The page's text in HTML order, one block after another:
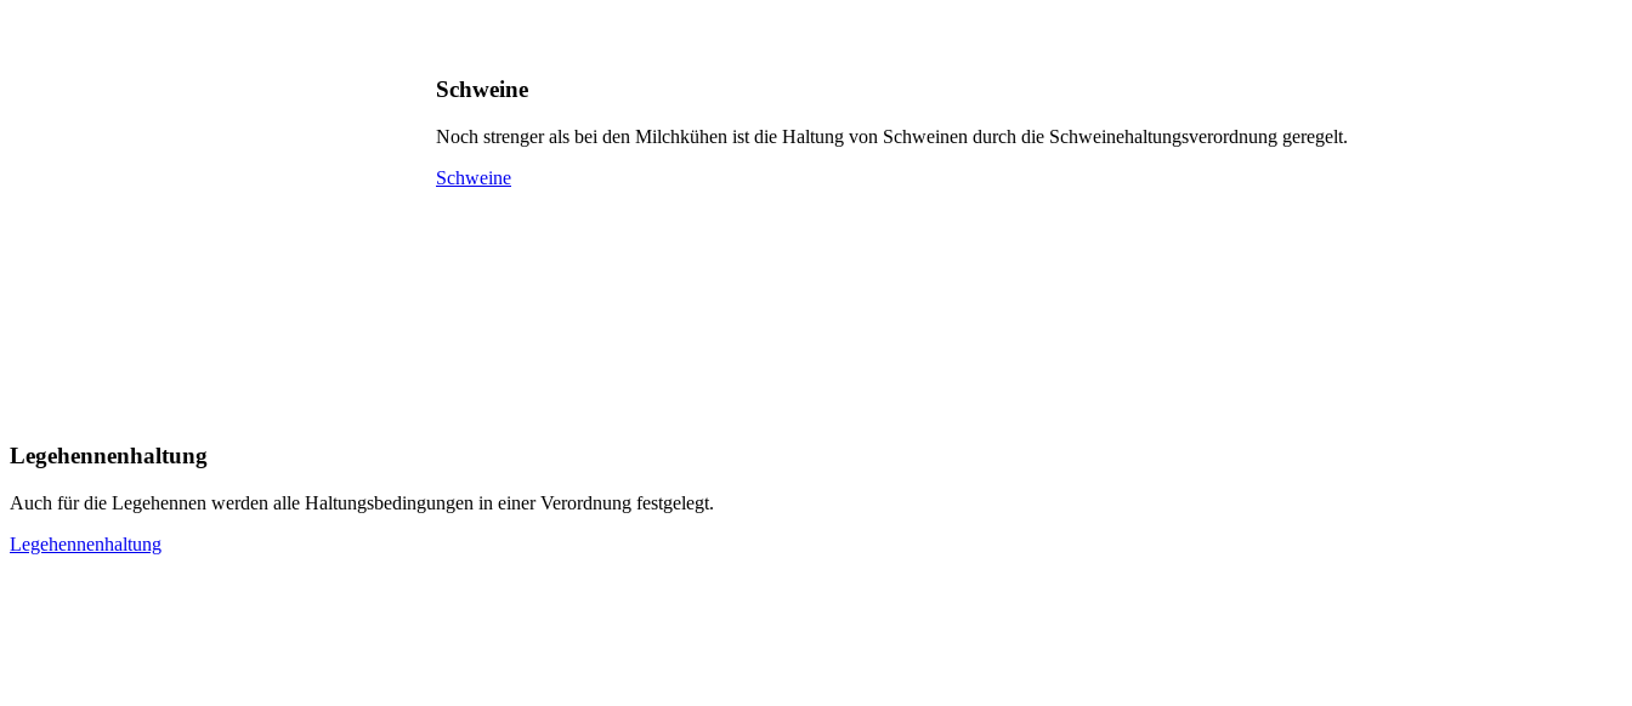
Schweine
Noch strenger als bei den Milchkühen ist die Haltung von Schweinen durch die Schweinehaltungsverordnung geregelt.
Schweine
Legehennenhaltung
Auch für die Legehennen werden alle Haltungsbedingungen in einer Verordnung festgelegt.
Legehennenhaltung